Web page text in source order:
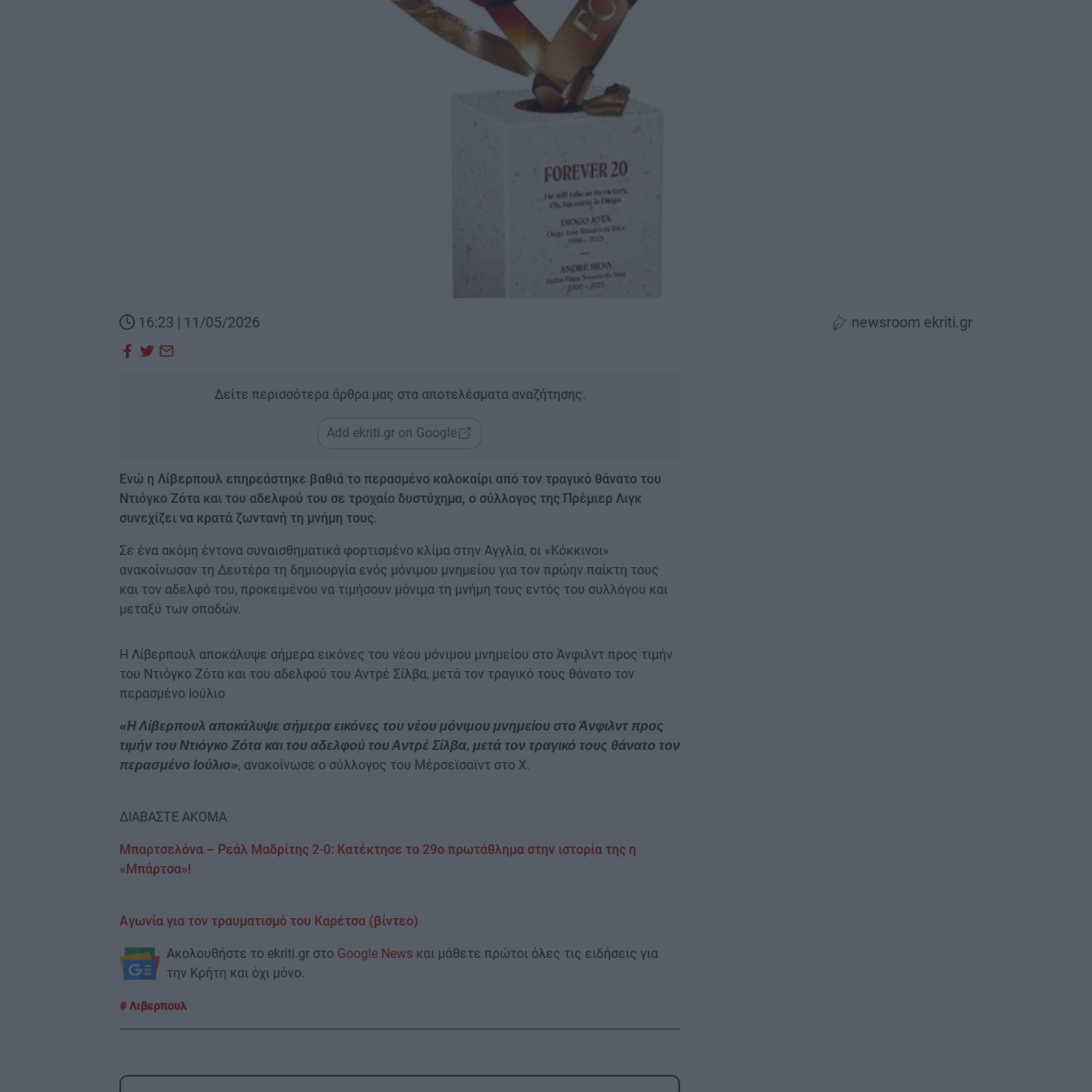
16:23 | 11/05/2026 newsroom ekriti.gr
Δείτε περισσότερα άρθρα μας στα αποτελέσματα αναζήτησης.
Add ekriti.gr on Google
Ενώ η Λίβερπουλ επηρεάστηκε βαθιά το περασμένο καλοκαίρι από τον τραγικό θάνατο του
Ντιόγκο Ζότα και του αδελφού του σε τροχαίο δυστύχημα, ο σύλλογος της Πρέμιερ Λιγκ
συνεχίζει να κρατά ζωντανή τη μνήμη τους.
Σε ένα ακόμη έντονα συναισθηματικά φορτισμένο κλίμα στην Αγγλία, οι «Κόκκινοι»
ανακοίνωσαν τη Δευτέρα τη δημιουργία ενός μόνιμου μνημείου για τον πρώην παίκτη τους
και τον αδελφό του, προκειμένου να τιμήσουν μόνιμα τη μνήμη τους εντός του συλλόγου και
μεταξύ των οπαδών.
Η Λίβερπουλ αποκάλυψε σήμερα εικόνες του νέου μόνιμου μνημείου στο Άνφιλντ προς τιμήν
του Ντιόγκο Ζότα και του αδελφού του Αντρέ Σίλβα, μετά τον τραγικό τους θάνατο τον
περασμένο Ιούλιο
«Η Λίβερπουλ αποκάλυψε σήμερα εικόνες του νέου μόνιμου μνημείου στο Άνφιλντ προς
τιμήν του Ντιόγκο Ζότα και του αδελφού του Αντρέ Σίλβα, μετά τον τραγικό τους θάνατο τον
περασμένο Ιούλιο», ανακοίνωσε ο σύλλογος του Μέρσεϊσαϊντ στο X.
ΔΙΑΒΑΣΤΕ ΑΚΟΜΑ
Μπαρτσελόνα – Ρεάλ Μαδρίτης 2-0: Κατέκτησε το 29ο πρωτάθλημα στην ιστορία της η
«Μπάρτσα»!
Αγωνία για τον τραυματισμό του Καρέτσα (βίντεο)
Ακολουθήστε το ekriti.gr στο Google News και μάθετε πρώτοι όλες τις ειδήσεις για
την Κρήτη και όχι μόνο.
Λιβερπουλ